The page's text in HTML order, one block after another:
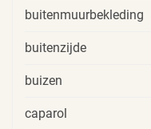
buitenmuurbekleding
buitenzijde
buizen
caparol